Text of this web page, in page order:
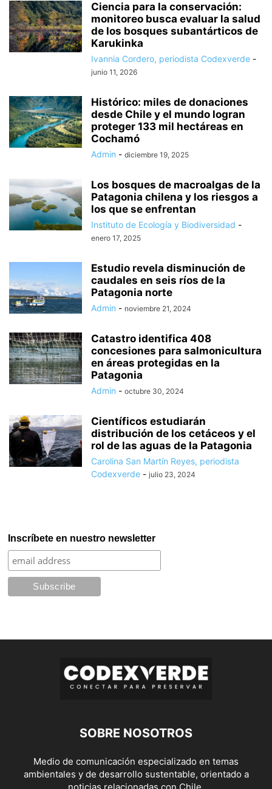
Ciencia para la conservación:
monitoreo busca evaluar la salud
de los bosques subantárticos de
Karukinka
Ivannia Cordero, periodista Codexverde -
junio 11, 2026
Histórico: miles de donaciones
desde Chile y el mundo logran
proteger 133 mil hectáreas en
Cochamó
Admin - diciembre 19, 2025
Los bosques de macroalgas de la
Patagonia chilena y los riesgos a
los que se enfrentan
Instituto de Ecología y Biodiversidad -
enero 17, 2025
Estudio revela disminución de
caudales en seis ríos de la
Patagonia norte
Admin - noviembre 21, 2024
Catastro identifica 408
concesiones para salmonicultura
en áreas protegidas en la
Patagonia
Admin - octubre 30, 2024
Científicos estudiarán
distribución de los cetáceos y el
rol de las aguas de la Patagonia
Carolina San Martín Reyes, periodista
Codexverde - julio 23, 2024
Inscríbete en nuestro newsletter
SOBRE NOSOTROS
Medio de comunicación especializado en temas
ambientales y de desarrollo sustentable, orientado a